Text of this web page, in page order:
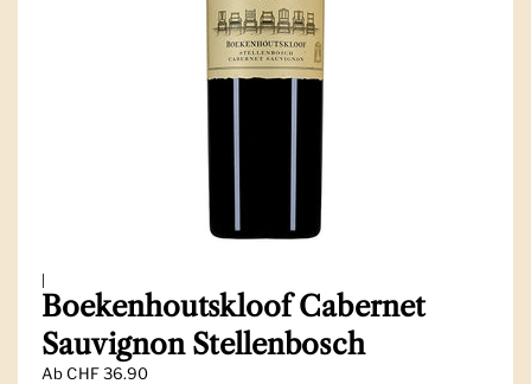
|
Boekenhoutskloof Cabernet
Sauvignon Stellenbosch
AbCHF 36.90